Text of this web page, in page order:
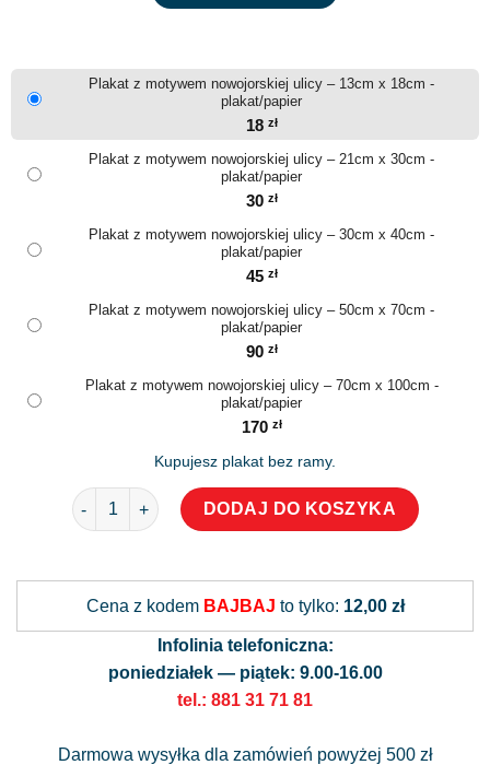
Plakat z motywem nowojorskiej ulicy – 13cm x 18cm -
plakat/papier
18 zł
Plakat z motywem nowojorskiej ulicy – 21cm x 30cm -
plakat/papier
30 zł
Plakat z motywem nowojorskiej ulicy – 30cm x 40cm -
plakat/papier
45 zł
Plakat z motywem nowojorskiej ulicy – 50cm x 70cm -
plakat/papier
90 zł
Plakat z motywem nowojorskiej ulicy – 70cm x 100cm -
plakat/papier
170 zł
Kupujesz plakat bez ramy.
ilość Plakat z motywem nowojorskiej ulicy
DODAJ DO KOSZYKA
Cena z kodem BAJBAJ to tylko: 12,00 zł
Infolinia telefoniczna:
poniedziałek — piątek: 9.00-16.00
tel.: 881 31 71 81
Darmowa wysyłka dla zamówień powyżej 500 zł